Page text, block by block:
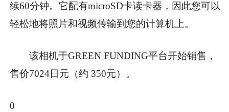
续60分钟。它配有microSD卡读卡器，因此您可以
轻松地将照片和视频传输到您的计算机上。
该相机于GREEN FUNDING平台开始销售，
售价7024日元（约 350元）。
0